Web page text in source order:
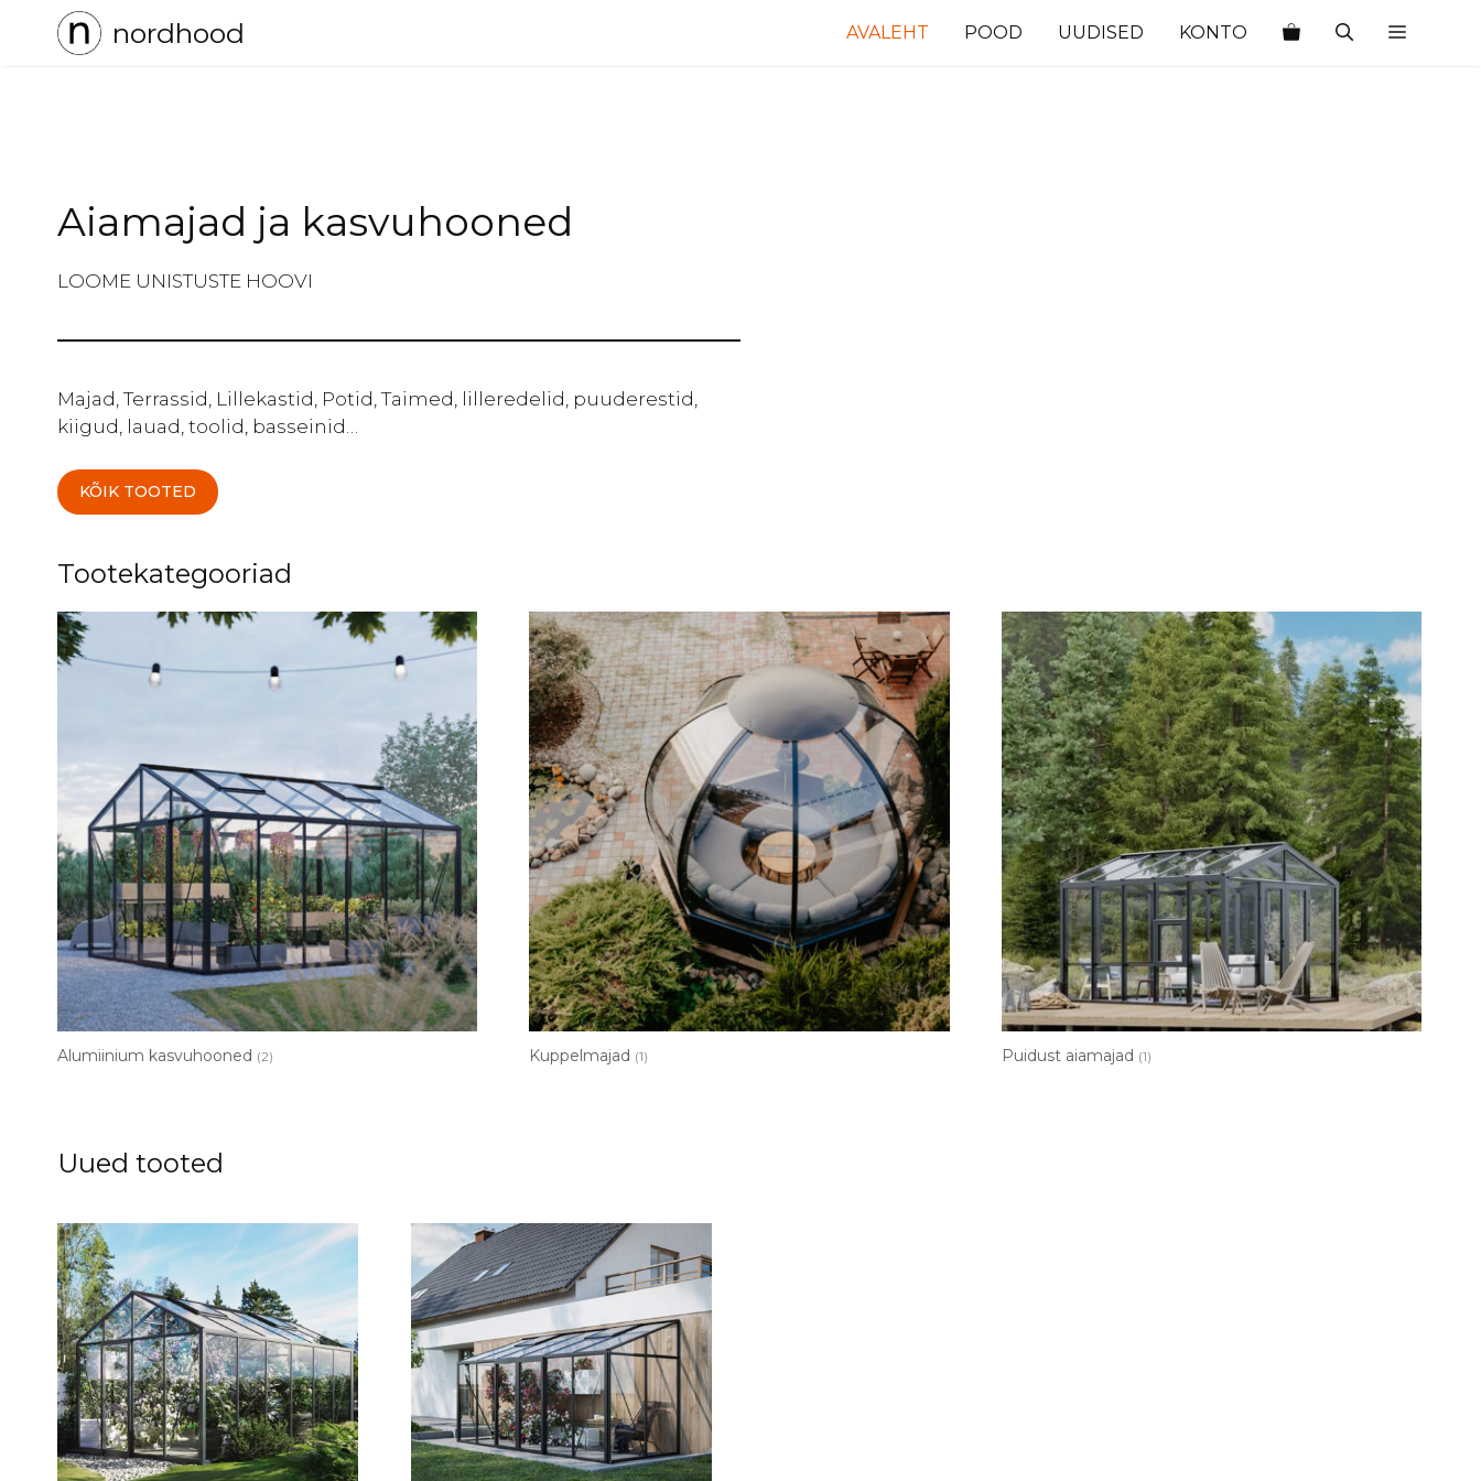
nordhood AVALEHT POOD UUDISED KONTO
Aiamajad ja kasvuhooned
LOOME UNISTUSTE HOOVI
Majad, Terrassid, Lillekastid, Potid, Taimed, lilleredelid, puuderestid,
kiigud, lauad, toolid, basseinid…
KÕIK TOOTED
Tootekategooriad
Alumiinium kasvuhooned (2) Kuppelmajad (1) Puidust aiamajad (1)
Uued tooted